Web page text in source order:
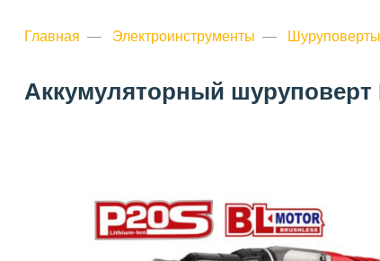
Главная Электроинструменты Шуруповерты
Аккумуляторный шуруповерт